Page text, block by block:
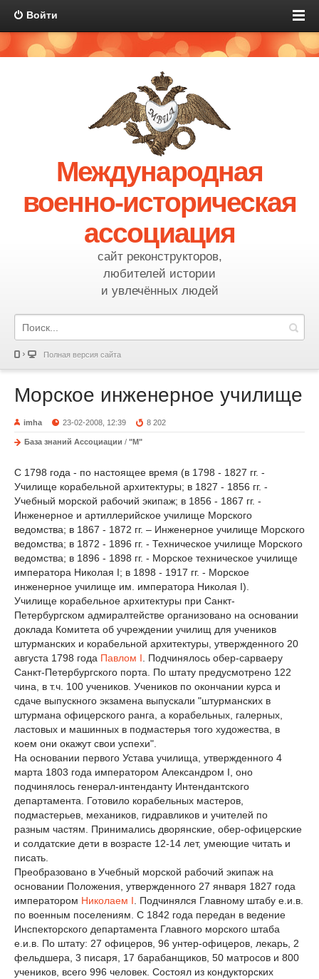
Войти
Международная
военно-историческая
ассоциация
сайт реконструкторов,
любителей истории
и увлечённых людей
Полная версия сайта
Морское инженерное училище
imha 23-02-2008, 12:39 8 202
База знаний Ассоциации / "М"
С 1798 года - по настоящее время (в 1798 - 1827 гг. -
Училище корабельной архитектуры; в 1827 - 1856 гг. -
Учебный морской рабочий экипаж; в 1856 - 1867 гг. -
Инженерное и артиллерийское училище Морского
ведомства; в 1867 - 1872 гг. – Инженерное училище Морского
ведомства; в 1872 - 1896 гг. - Техническое училище Морского
ведомства; в 1896 - 1898 гг. - Морское техническое училище
императора Николая I; в 1898 - 1917 гг. - Морское
инженерное училище им. императора Николая I).
Училище корабельное архитектуры при Санкт-
Петербургском адмиралтействе организовано на основании
доклада Комитета об учреждении училищ для учеников
штурманских и корабельной архитектуры, утвержденного 20
августа 1798 года Павлом I . Подчинялось обер-сарваеру
Санкт-Петербургского порта. По штату предусмотрено 122
чина, в т.ч. 100 учеников. Учеников по окончании курса и
сдаче выпускного экзамена выпускали "штурманских в
штурмана офицерского ранга, а корабельных, галерных,
ластовых и машинных в подмастерья того художества, в
коем они окажут свои успехи".
На основании первого Устава училища, утвержденного 4
марта 1803 года императором Александром I, оно
подчинялось генерал-интенданту Интендантского
департамента. Готовило корабельных мастеров,
подмастерьев, механиков, гидравликов и учителей по
разным частям. Принимались дворянские, обер-офицерские
и солдатские дети в возрасте 12-14 лет, умеющие читать и
писать.
Преобразовано в Учебный морской рабочий экипаж на
основании Положения, утвержденного 27 января 1827 года
императором Николаем I . Подчинялся Главному штабу е.и.в.
по военным поселениям. С 1842 года передан в ведение
Инспекторского департамента Главного морского штаба
е.и.в. По штату: 27 офицеров, 96 унтер-офицеров, лекарь, 2
фельдшера, 3 писаря, 17 барабанщиков, 50 матросов и 800
учеников, всего 996 человек. Состоял из кондукторских